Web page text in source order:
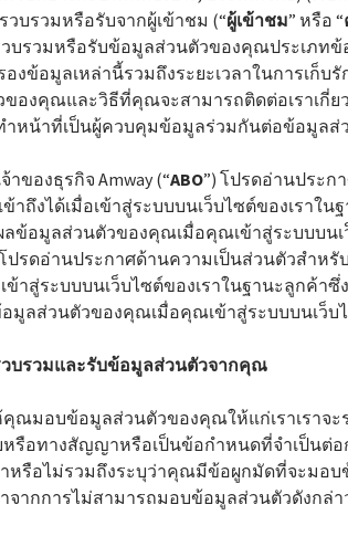
วบรวมหรือรับจากผู้เข้าชม (“ผู้เข้าชม” หรือ “
วบรวมหรือรับข้อมูลส่วนตัวของคุณประเภท
งข้อมูลเหล่านี้รวมถึงระยะเวลาในการเก็
องคุณและวิธีที่คุณจะสามารถติดต่อเราเกี่ย
ทำหน้าที่เป็นผู้ควบคุมข้อมูลร่วมกันต่อข้อมูล
ของธุรกิจ Amway (“ABO”) โปรดอ่านประก
าถึงได้เมื่อเข้าสู่ระบบบนเว็บไซต์ของเราใ
ลข้อมูลส่วนตัวของคุณเมื่อคุณเข้าสู่ระบบบน
ปรดอ่านประกาศด้านความเป็นส่วนตัวสำห
เข้าสู่ระบบบนเว็บไซต์ของเราในฐานะลูกค้า
มูลส่วนตัวของคุณเมื่อคุณเข้าสู่ระบบบนเว็บ
วบรวมและรับข้อมูลส่วนตัวจากคุณ
คุณมอบข้อมูลส่วนตัวของคุณให้แก่เราเราจ
รือทางสัญญาหรือเป็นข้อกำหนดที่จำเป็นต่อ
หรือไม่รวมถึงระบุว่าคุณมีข้อผูกมัดที่จะมอ
จากการไม่สามารถมอบข้อมูลส่วนตัวดังกล่า
Uruguay